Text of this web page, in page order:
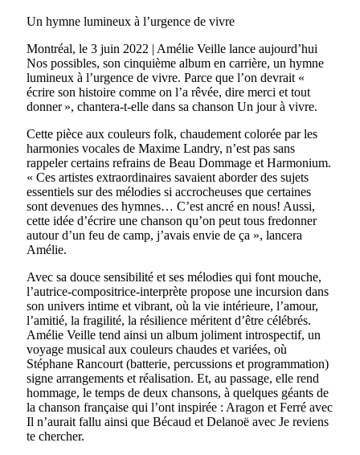
Un hymne lumineux à l’urgence de vivre
Montréal, le 3 juin 2022 | Amélie Veille lance aujourd’hui
Nos possibles, son cinquième album en carrière, un hymne
lumineux à l’urgence de vivre. Parce que l’on devrait «
écrire son histoire comme on l’a rêvée, dire merci et tout
donner », chantera-t-elle dans sa chanson Un jour à vivre.
Cette pièce aux couleurs folk, chaudement colorée par les
harmonies vocales de Maxime Landry, n’est pas sans
rappeler certains refrains de Beau Dommage et Harmonium.
« Ces artistes extraordinaires savaient aborder des sujets
essentiels sur des mélodies si accrocheuses que certaines
sont devenues des hymnes… C’est ancré en nous! Aussi,
cette idée d’écrire une chanson qu’on peut tous fredonner
autour d’un feu de camp, j’avais envie de ça », lancera
Amélie.
Avec sa douce sensibilité et ses mélodies qui font mouche,
l’autrice-compositrice-interprète propose une incursion dans
son univers intime et vibrant, où la vie intérieure, l’amour,
l’amitié, la fragilité, la résilience méritent d’être célébrés.
Amélie Veille tend ainsi un album joliment introspectif, un
voyage musical aux couleurs chaudes et variées, où
Stéphane Rancourt (batterie, percussions et programmation)
signe arrangements et réalisation. Et, au passage, elle rend
hommage, le temps de deux chansons, à quelques géants de
la chanson française qui l’ont inspirée : Aragon et Ferré avec
Il n’aurait fallu ainsi que Bécaud et Delanoë avec Je reviens
te chercher.